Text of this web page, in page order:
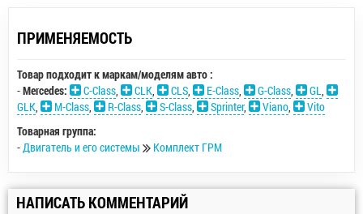
ПРИМЕНЯЕМОСТЬ
Товар подходит к маркам/моделям авто :
-Mercedes: C-Class, CLK, CLS, E-Class, G-Class, GL,
GLK, M-Class, R-Class, S-Class, Sprinter, Viano,
Vito
Товарная группа:
-Двигатель и его системы Комплект ГРМ
НАПИСАТЬ КОММЕНТАРИЙ